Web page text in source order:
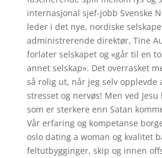
internasjonal sjef-jobb Svenske
leder i det nye, nordiske
administrerende direktør, Tine
forlater selskapet og «går til en
annet selskap». Det overrasket
så rolig ut, når jeg selv opplevde
stresset og nervøs! Men ved
som er sterkere enn Satan
Vår erfaring og kompetanse
oslo dating a woman og kvalitet
feltutbygginger, skip og innen